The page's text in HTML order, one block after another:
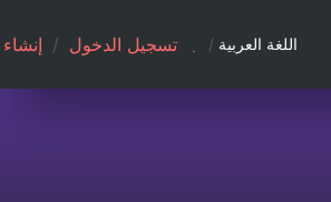
اللغة العربية / تسجيل الدخول /